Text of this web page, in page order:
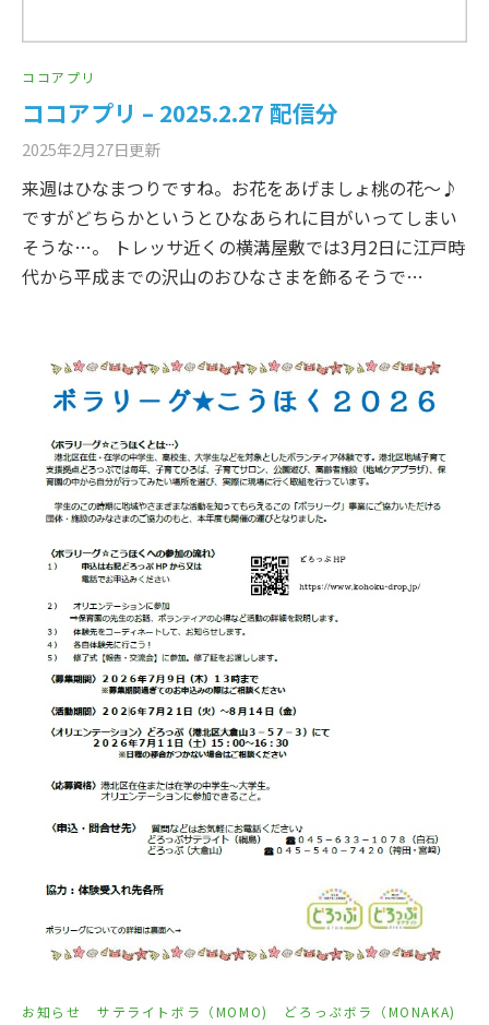
ココアプリ
ココアプリ – 2025.2.27 配信分
2025年2月27日更新
来週はひなまつりですね。お花をあげましょ桃の花～♪
ですがどちらかというとひなあられに目がいってしまい
そうな…。 トレッサ近くの横溝屋敷では3月2日に江戸時
代から平成までの沢山のおひなさまを飾るそうで…
お知らせ サテライトボラ（MOMO) どろっぷボラ（MONAKA)